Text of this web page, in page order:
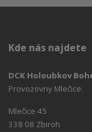
Kde nás najdete
DCK Holoubkov
Provozovny Mlečice:
Mlečice 45
338 08 Zbiroh